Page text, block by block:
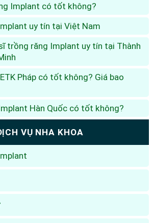
Implant có tốt không?
uy tín tại Việt Nam
trồng răng Implant uy tín tại Thành
Pháp có tốt không? Giá bao
Hàn Quốc có tốt không?
VỤ NHA KHOA